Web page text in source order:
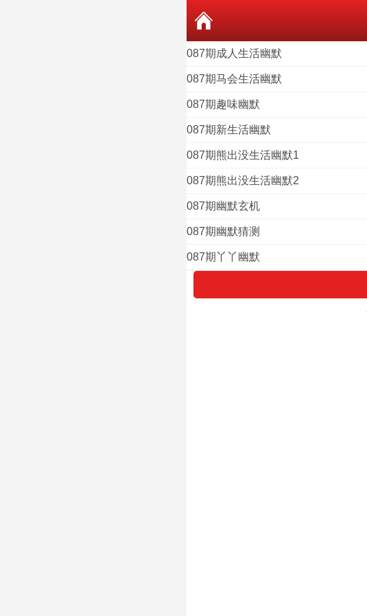
087期成人生活幽默
087期马会生活幽默
087期趣味幽默
087期新生活幽默
087期熊出没生活幽默1
087期熊出没生活幽默2
087期幽默玄机
087期幽默猜测
087期丫丫幽默